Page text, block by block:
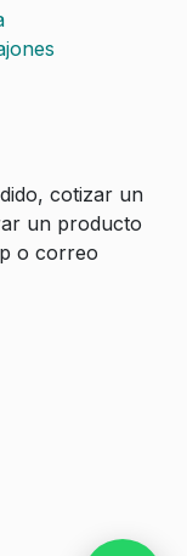
cotizar un
un producto
o correo